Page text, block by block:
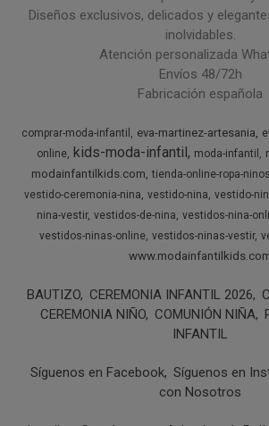
Diseños exclusivos, delicados y
inolvidables.
Atención personalizada
Envíos 48/72h
Fabricación española
comprar-moda-infantil eva-martinez-artesania
online kids-moda-infantil moda-infantil
modainfantilkids.com tienda-online-ropa-ninos
vestido-ceremonia-nina vestido-nina vestido-
nina-vestir vestidos-de-nina vestidos-nina-
vestidos-ninas-online vestidos-ninas-vestir
BAUTIZO CEREMONIA INFANTIL 2026
CEREMONIA NIÑO COMUNIÓN NIÑA
INFANTIL
Síguenos en Facebook Síguenos en
con Nosotros